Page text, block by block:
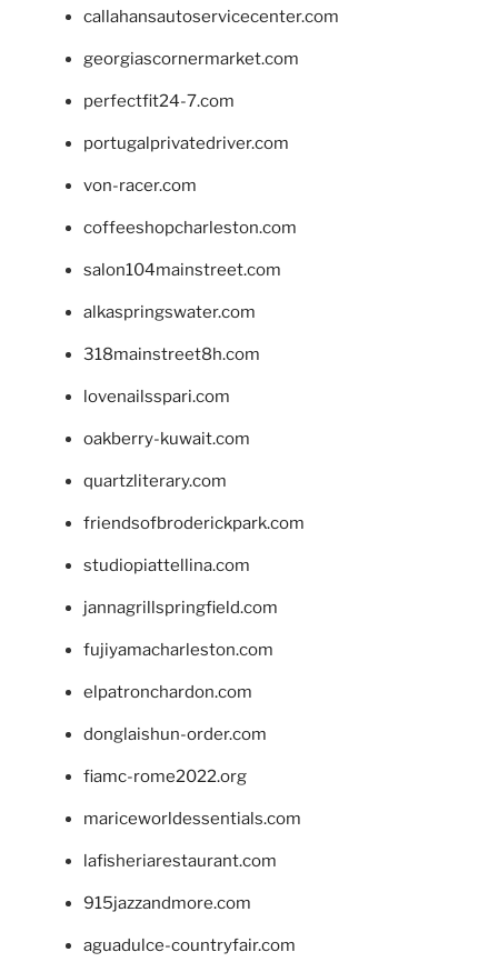
callahansautoservicecenter.com
georgiascornermarket.com
perfectfit24-7.com
portugalprivatedriver.com
von-racer.com
coffeeshopcharleston.com
salon104mainstreet.com
alkaspringswater.com
318mainstreet8h.com
lovenailsspari.com
oakberry-kuwait.com
quartzliterary.com
friendsofbroderickpark.com
studiopiattellina.com
jannagrillspringfield.com
fujiyamacharleston.com
elpatronchardon.com
donglaishun-order.com
fiamc-rome2022.org
mariceworldessentials.com
lafisheriarestaurant.com
915jazzandmore.com
aguadulce-countryfair.com